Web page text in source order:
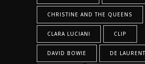
CHRISTINE AND THE QUEENS
CLARA LUCIANI CLIP
DAVID BOWIE DE